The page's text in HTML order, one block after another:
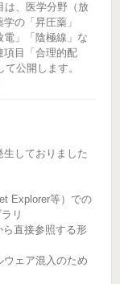
は、医学分野（放
の「昇圧薬」
」「陰極線」な
項目「合理的配
公開します。
しておりました
Explorer等）での
リ
ら直接参照する形
ウェア混入のため